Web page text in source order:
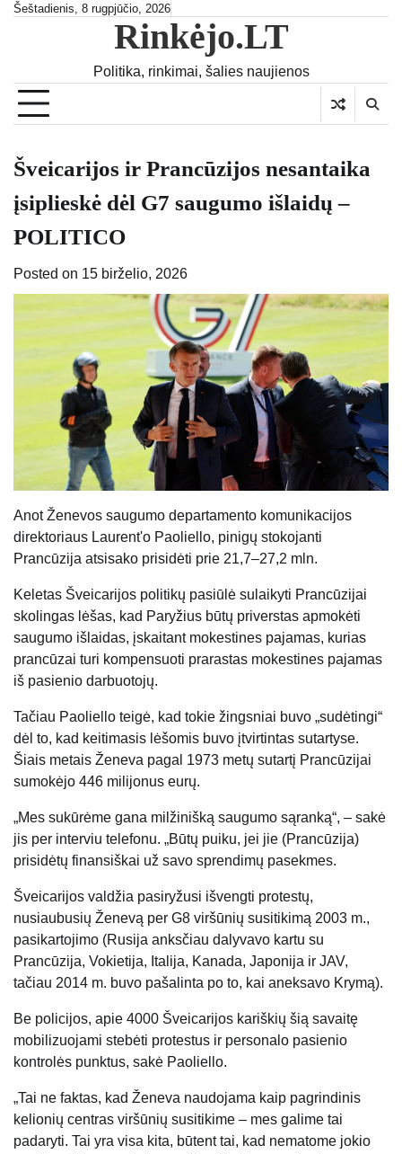
SkipŠeštadienis, 8 rugpjūčio, 2026
Rinkėjo.LT
Politika, rinkimai, šalies naujienos
Šveicarijos ir Prancūzijos nesantaika
įsiplieskė dėl G7 saugumo išlaidų –
POLITICO
Posted on 15 birželio, 2026
Anot Ženevos saugumo departamento komunikacijos
direktoriaus Laurent'o Paoliello, pinigų stokojanti
Prancūzija atsisako prisidėti prie 21,7–27,2 mln.
Keletas Šveicarijos politikų pasiūlė sulaikyti Prancūzijai
skolingas lėšas, kad Paryžius būtų priverstas apmokėti
saugumo išlaidas, įskaitant mokestines pajamas, kurias
prancūzai turi kompensuoti prarastas mokestines pajamas
iš pasienio darbuotojų.
Tačiau Paoliello teigė, kad tokie žingsniai buvo „sudėtingi“
dėl to, kad keitimasis lėšomis buvo įtvirtintas sutartyse.
Šiais metais Ženeva pagal 1973 metų sutartį Prancūzijai
sumokėjo 446 milijonus eurų.
„Mes sukūrėme gana milžinišką saugumo sąranką“, – sakė
jis per interviu telefonu. „Būtų puiku, jei jie (Prancūzija)
prisidėtų finansiškai už savo sprendimų pasekmes.
Šveicarijos valdžia pasiryžusi išvengti protestų,
nusiaubusių Ženevą per G8 viršūnių susitikimą 2003 m.,
pasikartojimo (Rusija anksčiau dalyvavo kartu su
Prancūzija, Vokietija, Italija, Kanada, Japonija ir JAV,
tačiau 2014 m. buvo pašalinta po to, kai aneksavo Krymą).
Be policijos, apie 4000 Šveicarijos kariškių šią savaitę
mobilizuojami stebėti protestus ir personalo pasienio
kontrolės punktus, sakė Paoliello.
„Tai ne faktas, kad Ženeva naudojama kaip pagrindinis
kelionių centras viršūnių susitikime – mes galime tai
padaryti. Tai yra visa kita, būtent tai, kad nematome jokio